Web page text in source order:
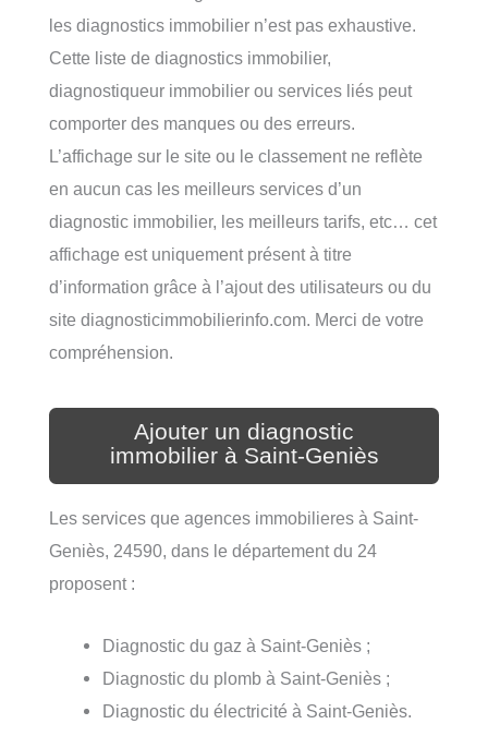
les diagnostics immobilier n’est pas exhaustive.
Cette liste de diagnostics immobilier,
diagnostiqueur immobilier ou services liés peut
comporter des manques ou des erreurs.
L’affichage sur le site ou le classement ne reflète
en aucun cas les meilleurs services d’un
diagnostic immobilier, les meilleurs tarifs, etc… cet
affichage est uniquement présent à titre
d’information grâce à l’ajout des utilisateurs ou du
site diagnosticimmobilierinfo.com. Merci de votre
compréhension.
Ajouter un diagnostic
immobilier à Saint-Geniès
Les services que agences immobilieres à Saint-
Geniès, 24590, dans le département du 24
proposent :
Diagnostic du gaz à Saint-Geniès ;
Diagnostic du plomb à Saint-Geniès ;
Diagnostic du électricité à Saint-Geniès.